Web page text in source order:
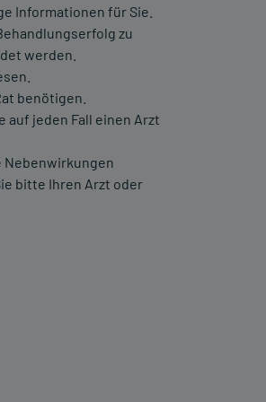
Informationen für Sie.
zu
werden.
benötigen.
auf jeden Fall einen Arzt
Nebenwirkungen
bitte Ihren Arzt oder